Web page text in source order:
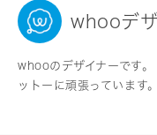
whooデ
whooのデザイナーです
ットーに頑張っています。